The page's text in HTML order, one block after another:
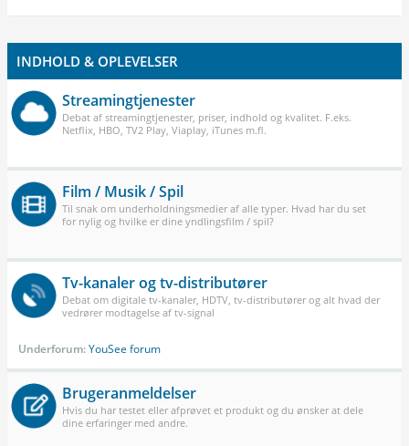
INDHOLD & OPLEVELSER
Streamingtjenester
Debat af streamingtjenester, priser, indhold og kvalitet. F.eks.
Netflix, HBO, TV2 Play, Viaplay, iTunes m.fl.
Film / Musik / Spil
Til snak om underholdningsmedier af alle typer. Hvad har du set
for nylig og hvilke er dine yndlingsfilm / spil?
Tv-kanaler og tv-distributører
Debat om digitale tv-kanaler, HDTV, tv-distributører og alt hvad der
vedrører modtagelse af tv-signal
Underforum:YouSee forum
Brugeranmeldelser
Hvis du har testet eller afprøvet et produkt og du ønsker at dele
dine erfaringer med andre.